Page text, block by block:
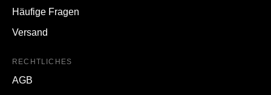
Häufige Fragen
Versand
RECHTLICHES
AGB